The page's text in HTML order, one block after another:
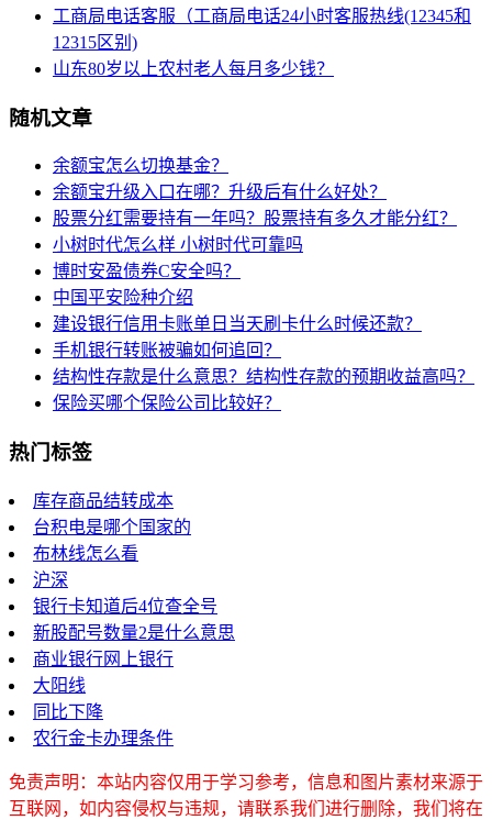
工商局电话客服（工商局电话24小时客服热线(12345和
12315区别)
山东80岁以上农村老人每月多少钱？
随机文章
余额宝怎么切换基金？
余额宝升级入口在哪？升级后有什么好处？
股票分红需要持有一年吗？股票持有多久才能分红？
小树时代怎么样 小树时代可靠吗
博时安盈债券C安全吗？
中国平安险种介绍
建设银行信用卡账单日当天刷卡什么时候还款？
手机银行转账被骗如何追回？
结构性存款是什么意思？结构性存款的预期收益高吗？
保险买哪个保险公司比较好？
热门标签
库存商品结转成本
台积电是哪个国家的
布林线怎么看
沪深
银行卡知道后4位查全号
新股配号数量2是什么意思
商业银行网上银行
大阳线
同比下降
农行金卡办理条件
免责声明：本站内容仅用于学习参考，信息和图片素材来源于
互联网，如内容侵权与违规，请联系我们进行删除，我们将在